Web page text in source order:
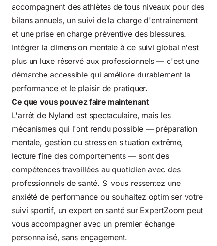
accompagnent des athlètes de tous niveaux pour des
bilans annuels, un suivi de la charge d'entraînement
et une prise en charge préventive des blessures.
Intégrer la dimension mentale à ce suivi global n'est
plus un luxe réservé aux professionnels — c'est une
démarche accessible qui améliore durablement la
performance et le plaisir de pratiquer.
Ce que vous pouvez faire maintenant
L'arrêt de Nyland est spectaculaire, mais les
mécanismes qui l'ont rendu possible — préparation
mentale, gestion du stress en situation extrême,
lecture fine des comportements — sont des
compétences travaillées au quotidien avec des
professionnels de santé. Si vous ressentez une
anxiété de performance ou souhaitez optimiser votre
suivi sportif, un expert en santé sur ExpertZoom peut
vous accompagner avec un premier échange
personnalisé, sans engagement.